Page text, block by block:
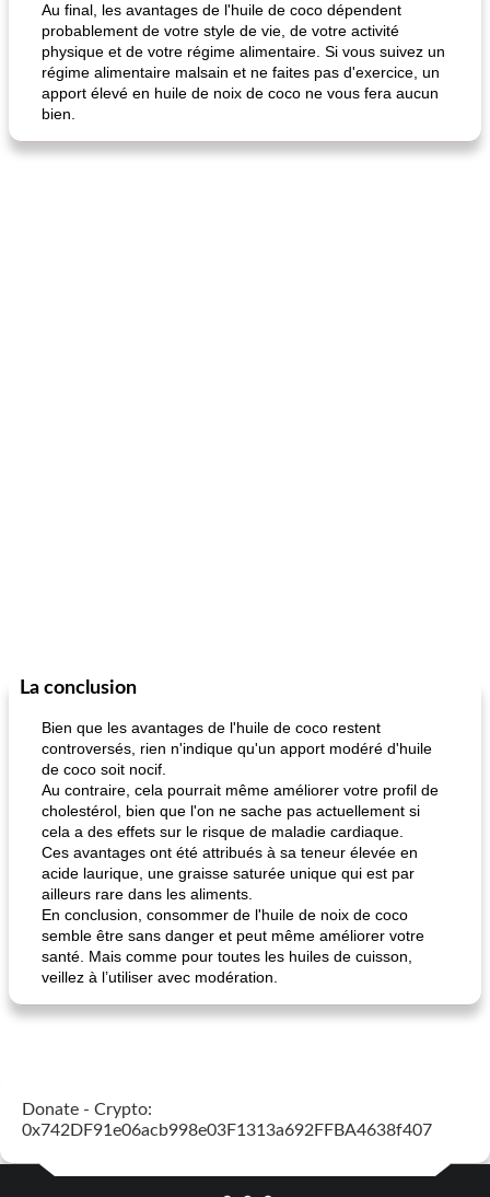
Au final, les avantages de l'huile de coco dépendent
probablement de votre style de vie, de votre activité
physique et de votre régime alimentaire. Si vous suivez un
régime alimentaire malsain et ne faites pas d'exercice, un
apport élevé en huile de noix de coco ne vous fera aucun
bien.
La conclusion
Bien que les avantages de l'huile de coco restent
controversés, rien n'indique qu'un apport modéré d'huile
de coco soit nocif.
Au contraire, cela pourrait même améliorer votre profil de
cholestérol, bien que l'on ne sache pas actuellement si
cela a des effets sur le risque de maladie cardiaque.
Ces avantages ont été attribués à sa teneur élevée en
acide laurique, une graisse saturée unique qui est par
ailleurs rare dans les aliments.
En conclusion, consommer de l'huile de noix de coco
semble être sans danger et peut même améliorer votre
santé. Mais comme pour toutes les huiles de cuisson,
veillez à l’utiliser avec modération.
Donate - Crypto:
0x742DF91e06acb998e03F1313a692FFBA4638f407